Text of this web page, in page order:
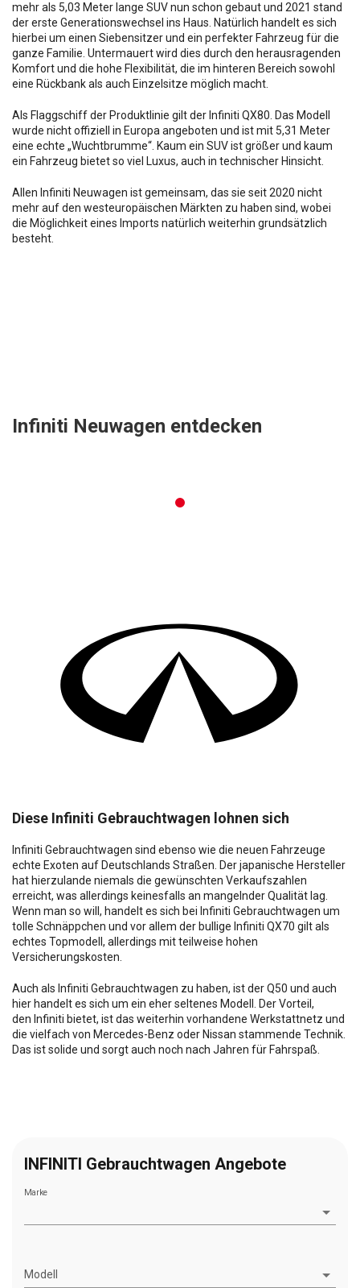
mehr als 5,03 Meter lange SUV nun schon gebaut und 2021 stand
der erste Generationswechsel ins Haus. Natürlich handelt es sich
hierbei um einen Siebensitzer und ein perfekter Fahrzeug für die
ganze Familie. Untermauert wird dies durch den herausragenden
Komfort und die hohe Flexibilität, die im hinteren Bereich sowohl
eine Rückbank als auch Einzelsitze möglich macht.
Als Flaggschiff der Produktlinie gilt der Infiniti QX80. Das Modell
wurde nicht offiziell in Europa angeboten und ist mit 5,31 Meter
eine echte „Wuchtbrumme“. Kaum ein SUV ist größer und kaum
ein Fahrzeug bietet so viel Luxus, auch in technischer Hinsicht.
Allen Infiniti Neuwagen ist gemeinsam, das sie seit 2020 nicht
mehr auf den westeuropäischen Märkten zu haben sind, wobei
die Möglichkeit eines Imports natürlich weiterhin grundsätzlich
besteht.
Infiniti Neuwagen entdecken
Diese Infiniti Gebrauchtwagen lohnen sich
Infiniti Gebrauchtwagen sind ebenso wie die neuen Fahrzeuge
echte Exoten auf Deutschlands Straßen. Der japanische Hersteller
hat hierzulande niemals die gewünschten Verkaufszahlen
erreicht, was allerdings keinesfalls an mangelnder Qualität lag.
Wenn man so will, handelt es sich bei Infiniti Gebrauchtwagen um
tolle Schnäppchen und vor allem der bullige Infiniti QX70 gilt als
echtes Topmodell, allerdings mit teilweise hohen
Versicherungskosten.
Auch als Infiniti Gebrauchtwagen zu haben, ist der Q50 und auch
hier handelt es sich um ein eher seltenes Modell. Der Vorteil,
den Infiniti bietet, ist das weiterhin vorhandene Werkstattnetz und
die vielfach von Mercedes-Benz oder Nissan stammende Technik.
Das ist solide und sorgt auch noch nach Jahren für Fahrspaß.
INFINITI Gebrauchtwagen Angebote
Marke
Modell